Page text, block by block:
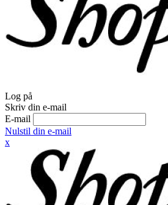
Log på
Skriv din e-mail
E-mail
Nulstil din e-mail
x